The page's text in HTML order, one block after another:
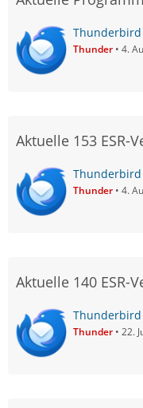
Thunder 4.
Aktuelle 153 ESR-
Thunderbird
Thunder 4.
Aktuelle 140 ESR-
Thunderbird
Thunder 22.